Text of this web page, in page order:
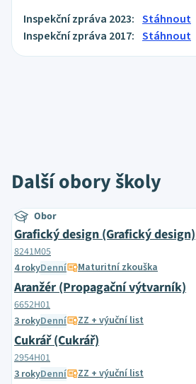
Inspekční zpráva 2023: Stáhnout
Inspekční zpráva 2017: Stáhnout
Další obory školy
Obor
Grafický design (Grafický design)
8241M05
4 rokyDenní Maturitní zkouška
Aranžér (Propagační výtvarník)
6652H01
3 rokyDenní ZZ + výuční list
Cukrář (Cukrář)
2954H01
3 rokyDenní ZZ + výuční list